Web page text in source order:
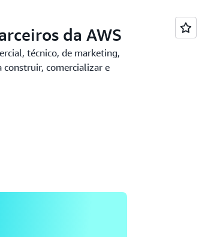
da AWS
técnico, de marketing,
construir, comercializar e